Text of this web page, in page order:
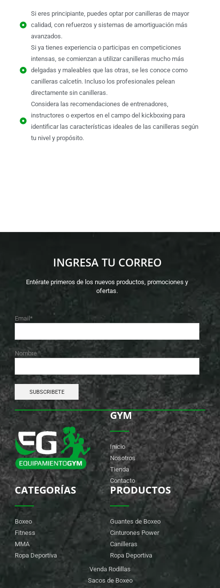
Si eres principiante, puedes optar por canilleras de mayor
calidad, con refuerzos y sistemas de amortiguación más
avanzados.
Si ya tienes experiencia o participas en competiciones
intensas, se comienzan a utilizar canilleras mucho más
delgadas y maleables que las otras, se les conoce como
canilleras calcetín. Incluso los profesionales pelean
directamente sin canilleras.
Considera las recomendaciones de entrenadores,
instructores o expertos en el campo del kickboxing para
identificar las características ideales de las canilleras según
tu nivel y propósito.
INGRESA TU CORREO
Entérate primeros de los nuevos productos, promociones y
ofertas.
Email*
Nombre
GYM
Inicio
Nosotros
Tienda
Contacto
CATEGORÍAS
Boxeo
Fitness
MMA
Ropa Deportiva
PRODUCTOS
Guantes de Boxeo
Cinturones Power
Canilleras
Ropa Deportiva
Venda Rodillas
Sacos de Boxeo